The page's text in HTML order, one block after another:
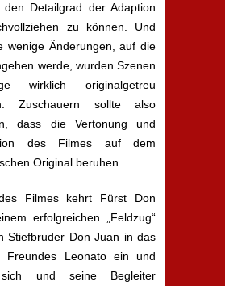
Detailgrad der Adaption
zu können. Und
wenige Änderungen, auf die
werde, wurden Szenen
wirklich originalgetreu
Zuschauern sollte also
dass die Vertonung und
des Filmes auf dem
Original beruhen.
Filmes kehrt Fürst Don
erfolgreichen „Feldzug“
Stiefbruder Don Juan in das
Freundes Leonato ein und
und seine Begleiter